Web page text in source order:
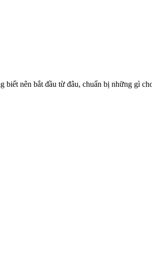
nên bắt đầu từ đâu, chuẩn bị những gì